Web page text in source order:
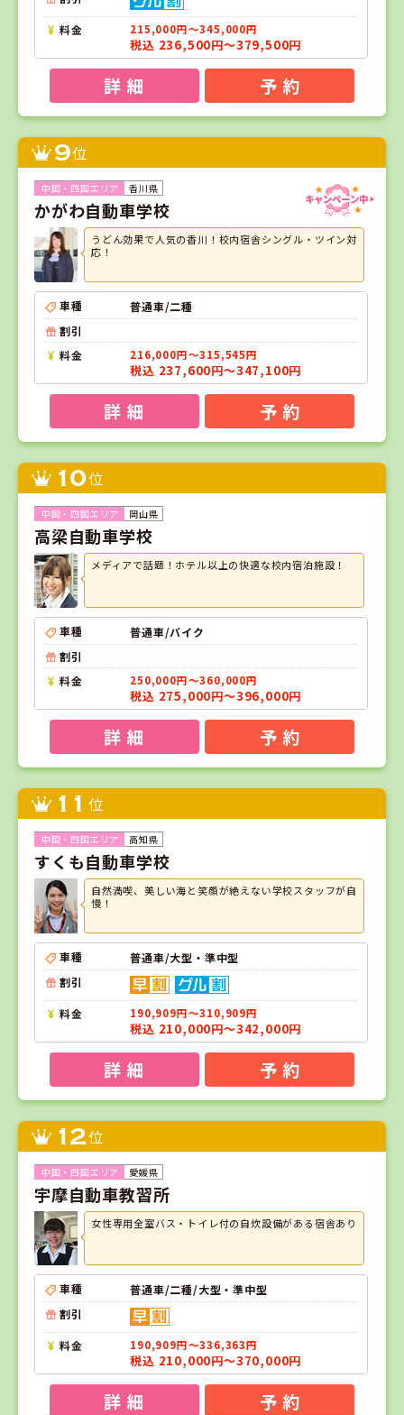
料金 215,000円～345,000円
税込 236,500円～379,500円
詳 細 予 約
9位
香川県
かがわ自動車学校
うどん効果で人気の香川！校内宿舎シングル・ツイン対
応！
車種
普通車/二種
割引
料金
216,000円～315,545円
税込 237,600円～347,100円
詳 細 予 約
10位
岡山県
高梁自動車学校
メディアで話題！ホテル以上の快適な校内宿泊施設！
車種
普通車/バイク
割引
料金
250,000円～360,000円
税込 275,000円～396,000円
詳 細 予 約
11 位
高知県
すくも自動車学校
自然満喫、美しい海と笑顔が絶えない学校スタッフが自
慢！
車種
普通車/大型・準中型
割引
料金 190,909円～310,909円
税込 210,000円～342,000円
詳 細 予 約
12位
愛媛県
宇摩自動車教習所
女性専用全室バス・トイレ付の自炊設備がある宿舎あり
車種
普通車/二種/大型・準中型
割引
料金 190,909円～336,363円
税込 210,000円～370,000円
詳 細 予 約